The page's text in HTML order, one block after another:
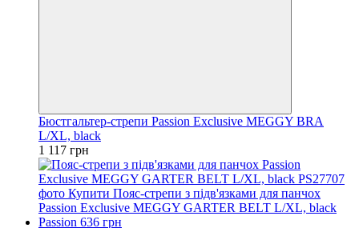
Бюстгальтер-стрепи Passion Exclusive MEGGY BRA
L/XL, black
1 117 грн